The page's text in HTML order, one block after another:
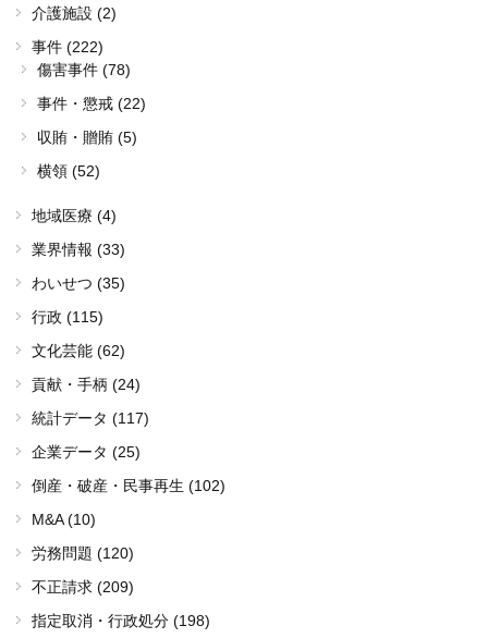
介護施設 (2)
事件 (222)
傷害事件 (78)
事件・懲戒 (22)
収賄・贈賄 (5)
横領 (52)
地域医療 (4)
業界情報 (33)
わいせつ (35)
行政 (115)
文化芸能 (62)
貢献・手柄 (24)
統計データ (117)
企業データ (25)
倒産・破産・民事再生 (102)
M&A (10)
労務問題 (120)
不正請求 (209)
指定取消・行政処分 (198)